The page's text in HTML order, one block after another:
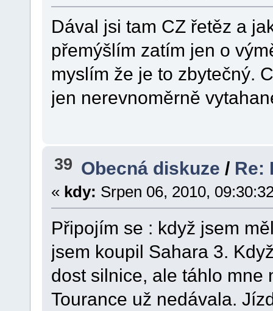
Dával jsi tam CZ řetěz a
přemýšlím zatím jen o
myslím že je to zbytečný.
jen nerevnoměrně
39 Obecná diskuze / Re:
« kdy: Srpen 06, 2010,
Připojím se : když jsem
jsem koupil Sahara 3.
dost silnice, ale táhlo mne
Tourance už nedávala.